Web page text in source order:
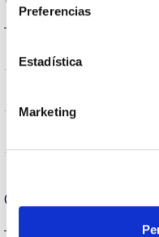
Preferencias
Estadística
Marketing
Carcaça e